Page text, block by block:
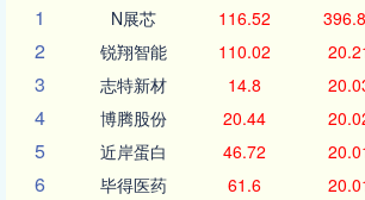
1
N展芯 116.52
2 锐翔智能 110.02
3 志特新材 14.8
4 博腾股份 20.44
5 近岸蛋白 46.72
6 毕得医药 61.6